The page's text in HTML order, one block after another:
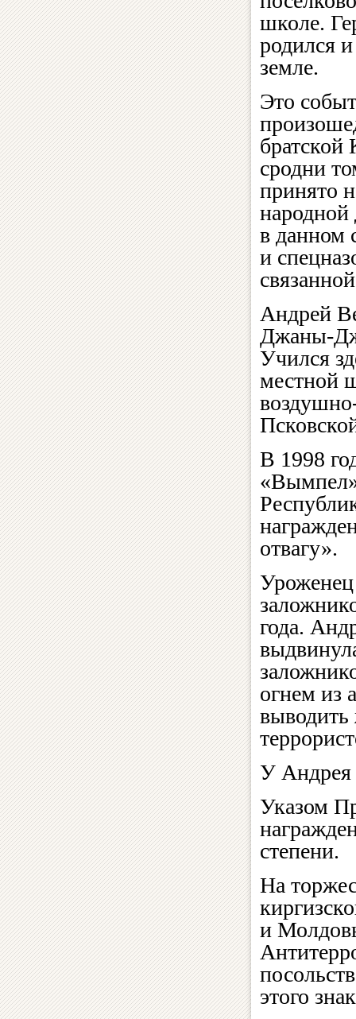
школе.
родился
земле.
Это
братской
сродни
принято
народной
в данном
и
Андрей
Джаны-
Учился
местной
В 1998
отвагу».
года.
огнем из
выводить
У Андрея
Указом
степени.
На
и
этого